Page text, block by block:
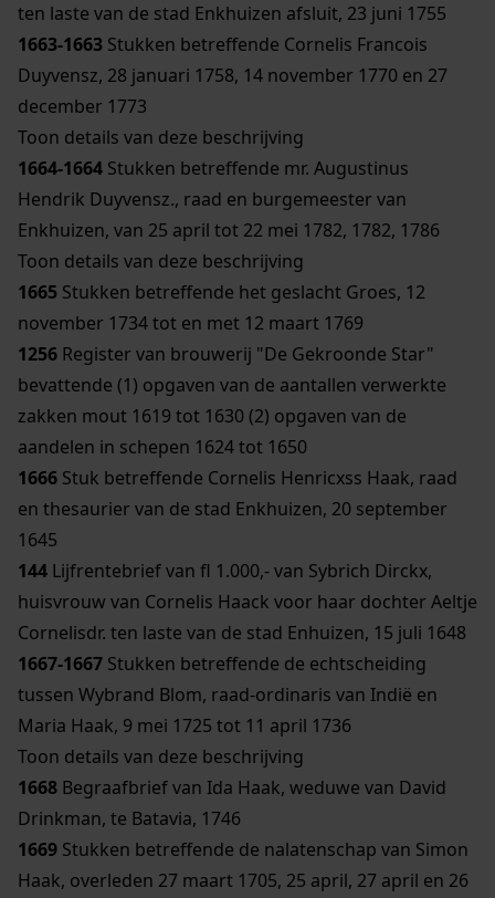
ten laste van de stad Enkhuizen afsluit, 23 juni 1755
1663-1663 Stukken betreffende Cornelis Francois
Duyvensz, 28 januari 1758, 14 november 1770 en 27
december 1773
Toon details van deze beschrijving
1664-1664 Stukken betreffende mr. Augustinus
Hendrik Duyvensz., raad en burgemeester van
Enkhuizen, van 25 april tot 22 mei 1782, 1782, 1786
Toon details van deze beschrijving
1665 Stukken betreffende het geslacht Groes, 12
november 1734 tot en met 12 maart 1769
1256 Register van brouwerij "De Gekroonde Star"
bevattende (1) opgaven van de aantallen verwerkte
zakken mout 1619 tot 1630 (2) opgaven van de
aandelen in schepen 1624 tot 1650
1666 Stuk betreffende Cornelis Henricxss Haak, raad
en thesaurier van de stad Enkhuizen, 20 september
1645
144 Lijfrentebrief van fl 1.000,- van Sybrich Dirckx,
huisvrouw van Cornelis Haack voor haar dochter Aeltje
Cornelisdr. ten laste van de stad Enhuizen, 15 juli 1648
1667-1667 Stukken betreffende de echtscheiding
tussen Wybrand Blom, raad-ordinaris van Indië en
Maria Haak, 9 mei 1725 tot 11 april 1736
Toon details van deze beschrijving
1668 Begraafbrief van Ida Haak, weduwe van David
Drinkman, te Batavia, 1746
1669 Stukken betreffende de nalatenschap van Simon
Haak, overleden 27 maart 1705, 25 april, 27 april en 26